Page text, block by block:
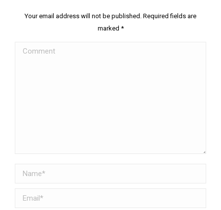
Your email address will not be published. Required fields are
marked *
Comment
Name *
Email *